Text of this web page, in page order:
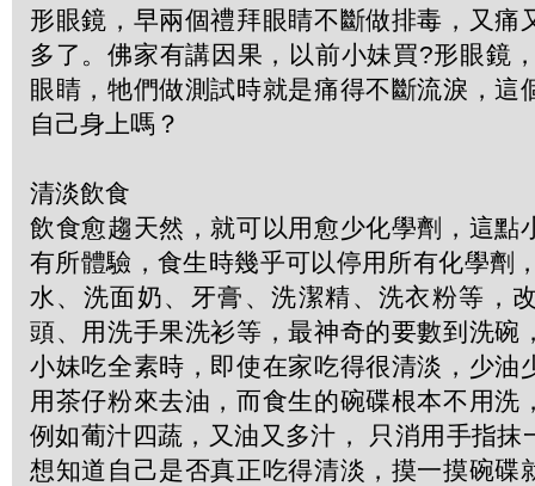
形眼鏡，早兩個禮拜眼睛不斷做排毒，又痛
多了。佛家有講因果，以前小妹買?形眼鏡
眼睛，牠們做測試時就是痛得不斷流淚，這
自己身上嗎？
清淡飲食
飲食愈趨天然，就可以用愈少化學劑，這點
有所體驗，食生時幾乎可以停用所有化學劑
水、洗面奶、牙膏、洗潔精、洗衣粉等，
頭、用洗手果洗衫等，最神奇的要數到洗碗
小妹吃全素時，即使在家吃得很清淡，少油
用茶仔粉來去油，而食生的碗碟根本不用洗
例如葡汁四蔬，又油又多汁， 只消用手指抹
想知道自己是否真正吃得清淡，摸一摸碗碟